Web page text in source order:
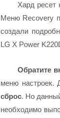
Хард ресет
Меню Recovery
создали
LG X Power
Обратите
меню настроек.
сброс. Но
необходимо